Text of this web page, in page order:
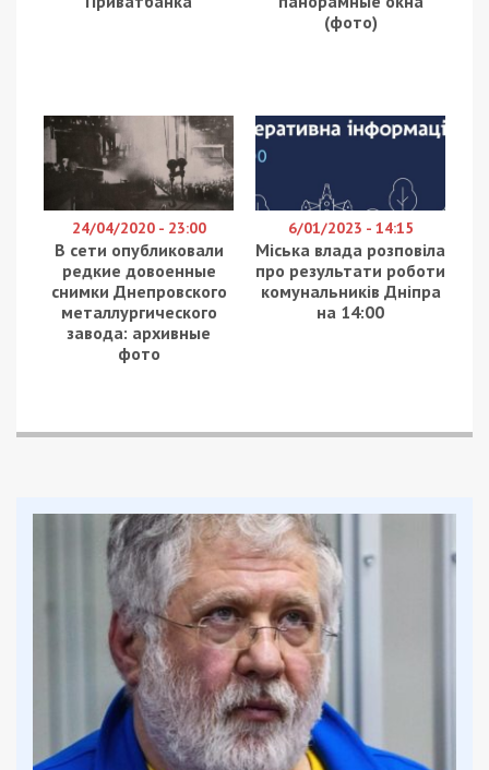
Одесі, метою якого була ліквідація представника
вищого офіцерського складу Військово-Морських
виконавця, який готував вбивство за завданням
російських спецслужб. Про це повідомляє49000з
посиланням на СБУ.
Планування та підготовка злочину
Згідно з матеріалами розслідування, замах
планувався на 9 травня. Фігурант мав влаштувати
засідку поблизу місця проживання офіцера та
розстріляти його з автоматичної зброї під час
виїзду на автомобілі з подвір’я.
Підготовчі дії включали:
спостереження.
Отримання зброї (автомата АК-74 та
споряджених магазинів) через заздалегідь
підготовлені схрони.
Для прихованого транспортування зброї містом
затриманий використовував сумку з подвійним